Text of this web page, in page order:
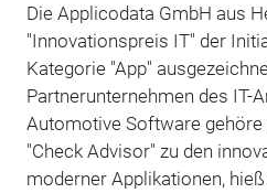
Die Applicodata GmbH aus
"Innovationspreis IT" der
Kategorie "App"
Partnerunternehmen des IT-
Automotive Software
"Check Advisor" zu den
moderner Applikationen,